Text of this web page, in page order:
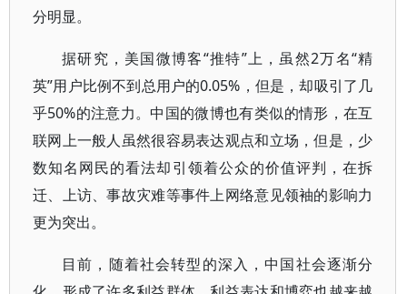
分明显。
据研究，美国微博客“推特”上，虽然2万名“精
英”用户比例不到总用户的0.05%，但是，却吸引了几
乎50%的注意力。中国的微博也有类似的情形，在互
联网上一般人虽然很容易表达观点和立场，但是，少
数知名网民的看法却引领着公众的价值评判，在拆
迁、上访、事故灾难等事件上网络意见领袖的影响力
更为突出。
目前，随着社会转型的深入，中国社会逐渐分